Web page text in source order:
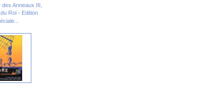
des Anneaux III,
Roi - Edition